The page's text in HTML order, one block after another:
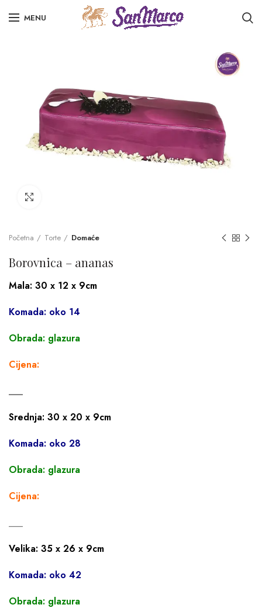
MENU
Početna Torte Domaće
Borovnica – ananas
Mala: 30 x 12 x 9cm
Komada: oko 14
Obrada: glazura
Cijena:
___
Srednja: 30 x 20 x 9cm
Komada: oko 28
Obrada: glazura
Cijena:
Velika: 35 x 26 x 9cm
Komada: oko 42
Obrada: glazura